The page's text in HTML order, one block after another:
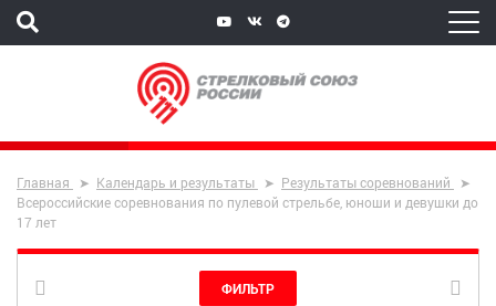
Главная Календарь и результаты
Результаты соревнований
Всероссийские соревнования по пулевой стрельбе, юноши и девушки до
17 лет
ФИЛЬТР